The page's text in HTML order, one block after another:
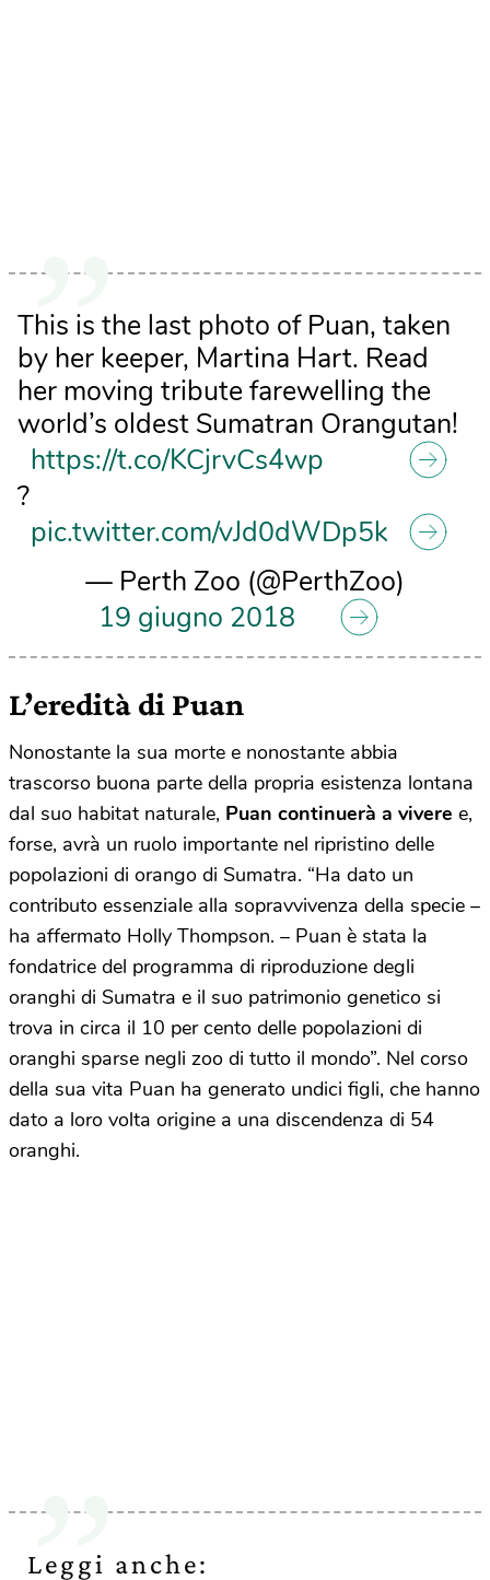
This is the last photo of Puan, taken
by her keeper, Martina Hart. Read
her moving tribute farewelling the
world’s oldest Sumatran Orangutan!
https://t.co/KCjrvCs4wp
?
pic.twitter.com/vJd0dWDp5k
— Perth Zoo (@PerthZoo)
19 giugno 2018
L’eredità di Puan
Nonostante la sua morte e nonostante abbia
trascorso buona parte della propria esistenza lontana
dal suo habitat naturale, Puan continuerà a vivere e,
forse, avrà un ruolo importante nel ripristino delle
popolazioni di orango di Sumatra. “Ha dato un
contributo essenziale alla sopravvivenza della specie –
ha affermato Holly Thompson. – Puan è stata la
fondatrice del programma di riproduzione degli
oranghi di Sumatra e il suo patrimonio genetico si
trova in circa il 10 per cento delle popolazioni di
oranghi sparse negli zoo di tutto il mondo”. Nel corso
della sua vita Puan ha generato undici figli, che hanno
dato a loro volta origine a una discendenza di 54
oranghi.
Leggi anche: